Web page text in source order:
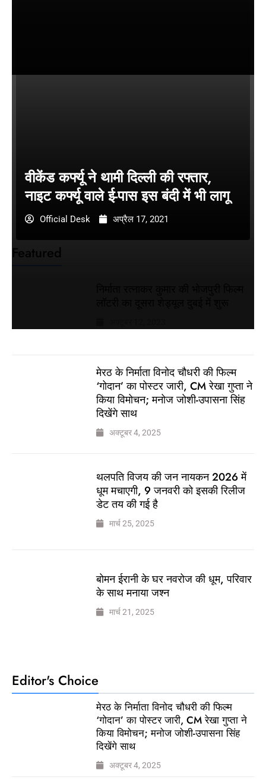
Featured
मेरठ के निर्माता विनोद चौधरी की फिल्म
‘गोदान’ का पोस्टर जारी, CM रेखा गुप्ता ने
किया विमोचन; मनोज जोशी-उपासना सिंह
दिखेंगे साथ
अक्टूबर 4, 2025
थलपति विजय की जन नायकन 2026 में
धूम मचाएगी, 9 जनवरी को इसकी रिलीज
डेट तय की गई है
मार्च 25, 2025
बोमन ईरानी के घर नवरोज की धूम, परिवार
के साथ मनाया जश्न
मार्च 21, 2025
वीकेंड कर्फ्यू ने थामी दिल्ली की रफ्तार,
नाइट कर्फ्यू वाले ई-पास इस बंदी में भी लागू
Official Desk अप्रैल 17, 2021
Editor's Choice
मेरठ के निर्माता विनोद चौधरी की फिल्म
‘गोदान’ का पोस्टर जारी, CM रेखा गुप्ता ने
किया विमोचन; मनोज जोशी-उपासना सिंह
दिखेंगे साथ
अक्टूबर 4, 2025